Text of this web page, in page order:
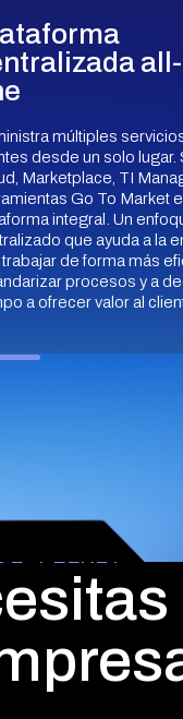
múltiples
desde un solo lugar.
Marketplace, TI
Go To Market
integral. Un
que ayuda a la
trabajar de forma más
procesos y a
a ofrecer valor al
PLENIT